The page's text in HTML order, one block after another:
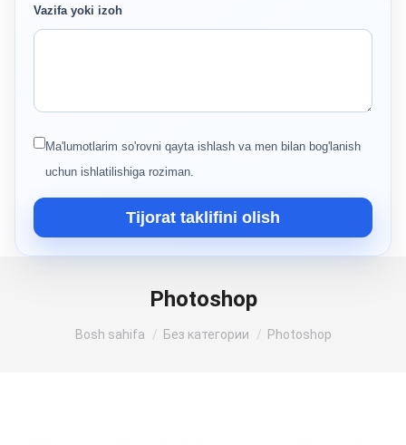
Photoshop
Siz shu yerdasiz:
Bosh sahifa Без категории Photoshop
Vazifa yoki izoh
Ma'lumotlarim so'rovni qayta ishlash va men bilan bog'lanish
uchun ishlatilishiga roziman.
Tijorat taklifini olish